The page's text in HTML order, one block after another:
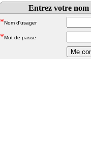
Entrez votre nom
*Nom d'usager
*Mot de passe